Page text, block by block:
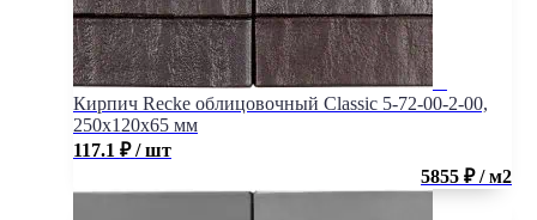
Кирпич Recke облицовочный Classic 5-72-00-2-00,
250x120x65 мм
117.1 ₽ / шт
5855 ₽ / м2